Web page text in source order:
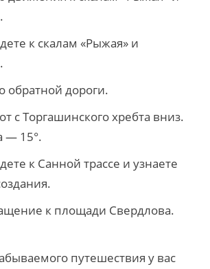
к скалам «Рыжая» и
обратной дороги.
с Торгашинского хребта вниз.
— 15°.
к Санной трассе и узнаете
к площади Свердлова.
путешествия у вас